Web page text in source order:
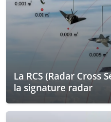
La RCS (Radar Cross
la signature radar